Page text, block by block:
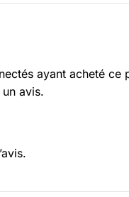
ayant acheté ce
avis.